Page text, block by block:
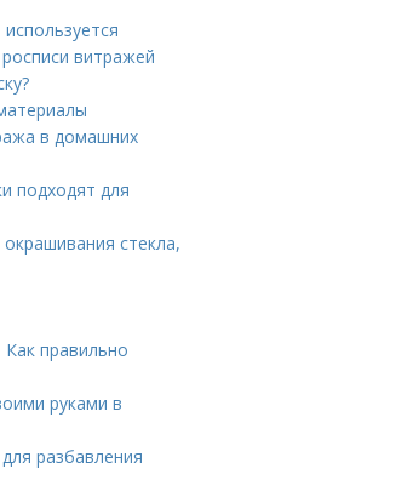
витражей
в домашних
подходят для
стекла,
правильно
руками в
разбавления